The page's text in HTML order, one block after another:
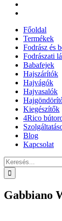
Főoldal
Termékek
Fodrász és
Fodrászati
Babafejek
Hajszárítók
Hajvágók
Hajvasalók
Kiegészítők
4Rico
Blog
Kapcsolat
Keresés...
Gabbiano